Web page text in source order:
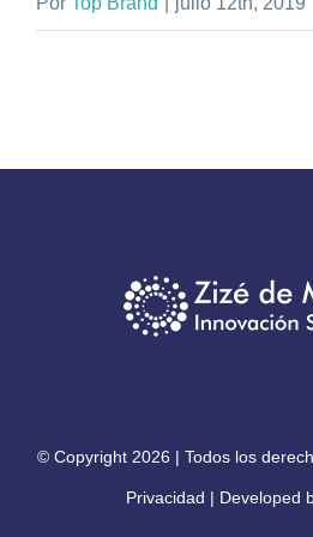
© Copyright 2026 | Todos los
Privacidad | Developed